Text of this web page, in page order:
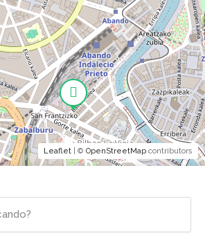
Leaflet | © OpenStreetMap contributors